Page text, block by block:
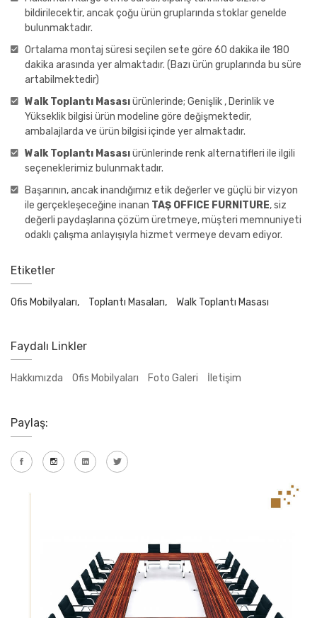
bildirilecektir, ancak çoğu ürün gruplarında stoklar genelde
bulunmaktadır.
Ortalama montaj süresi seçilen sete göre 60 dakika ile 180
dakika arasında yer almaktadır. (Bazı ürün gruplarında bu süre
artabilmektedir)
Walk Toplantı Masasıürünlerinde; Genişlik , Derinlik ve
Yükseklik bilgisi ürün modeline göre değişmektedir,
ambalajlarda ve ürün bilgisi içinde yer almaktadır.
Walk Toplantı Masasıürünlerinde renk alternatifleri ile ilgili
seçeneklerimiz bulunmaktadır.
Başarının, ancak inandığımız etik değerler ve güçlü bir vizyon
ile gerçekleşeceğine inanan TAŞ OFFICE FURNITURE, siz
değerli paydaşlarına çözüm üretmeye, müşteri memnuniyeti
odaklı çalışma anlayışıyla hizmet vermeye devam ediyor.
Etiketler
Ofis Mobilyaları, Toplantı Masaları, Walk Toplantı Masası
Faydalı Linkler
Hakkımızda Ofis Mobilyaları Foto Galeri İletişim
Paylaş: